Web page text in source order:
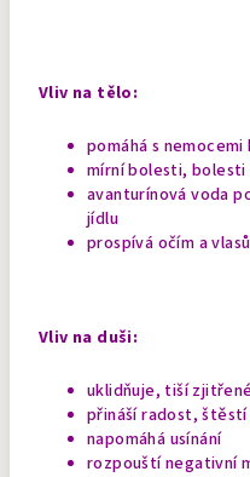
Vliv na tělo:
pomáhá s
mírní bolesti, bolesti
avanturínová voda
jídlu
prospívá očím a
Vliv na duši:
uklidňuje, tiší
přináší radost, štěstí
napomáhá usínání
rozpouští negativní